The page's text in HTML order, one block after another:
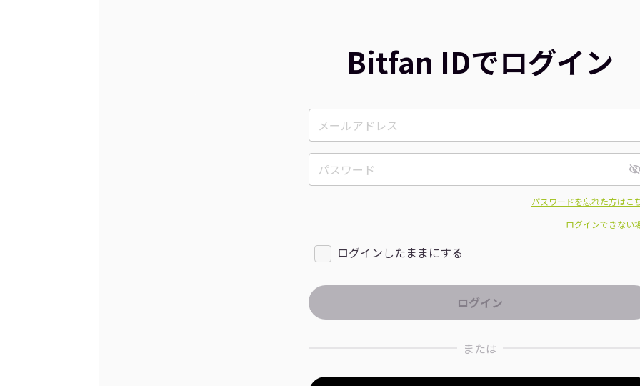
Bitfan IDでログイン
パスワードを忘れた方はこ
ログインできない
ログインしたままにする
または